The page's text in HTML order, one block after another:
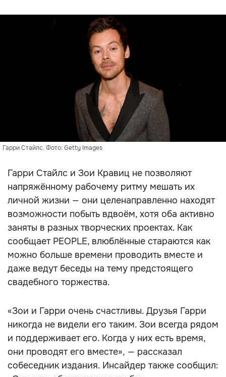
Гарри Стайлс. Фото: Getty Images
Гарри Стайлс и Зои Кравиц не позволяют
напряжённому рабочему ритму мешать их
личной жизни — они целенаправленно находят
возможности побыть вдвоём, хотя оба активно
заняты в разных творческих проектах. Как
сообщает PEOPLE, влюблённые стараются как
можно больше времени проводить вместе и
даже ведут беседы на тему предстоящего
свадебного торжества.
«Зои и Гарри очень счастливы. Друзья Гарри
никогда не видели его таким. Зои всегда рядом
и поддерживает его. Когда у них есть время,
они проводят его вместе», — рассказал
собеседник издания. Инсайдер также сообщил: